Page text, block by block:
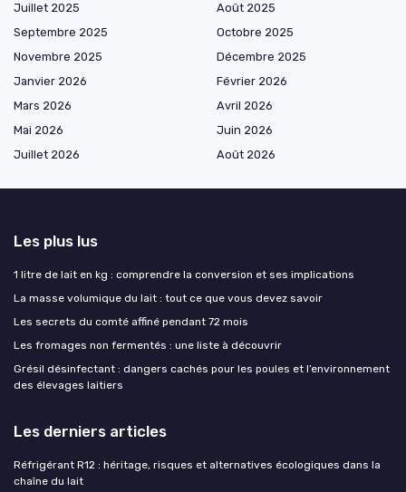
Juillet 2025
Août 2025
Septembre 2025
Octobre 2025
Novembre 2025
Décembre 2025
Janvier 2026
Février 2026
Mars 2026
Avril 2026
Mai 2026
Juin 2026
Juillet 2026
Août 2026
Les plus lus
1 litre de lait en kg : comprendre la conversion et ses implications
La masse volumique du lait : tout ce que vous devez savoir
Les secrets du comté affiné pendant 72 mois
Les fromages non fermentés : une liste à découvrir
Grésil désinfectant : dangers cachés pour les poules et l’environnement
des élevages laitiers
Les derniers articles
Réfrigérant R12 : héritage, risques et alternatives écologiques dans la
chaîne du lait